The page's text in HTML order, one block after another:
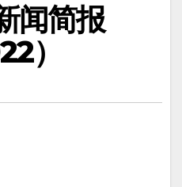
闻简报
）